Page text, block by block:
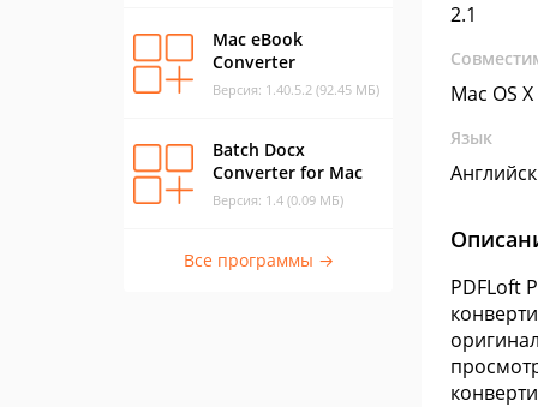
Mac eBook
Converter
Версия: 1.40.5.2 (92.45 МБ)
Batch Docx
Converter for Mac
Версия: 1.4 (0.09 МБ)
Все программы →
2.1
Mac OS X
Язык
PDFLoft